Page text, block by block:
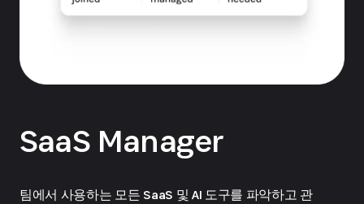
SaaS Manager
팀에서 사용하는 모든 SaaS 및 AI 도구를 파악하고 관